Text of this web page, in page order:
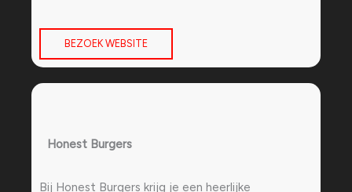
BEZOEK WEBSITE
Honest Burgers
Bij Honest Burgers krijg je een heerlijke